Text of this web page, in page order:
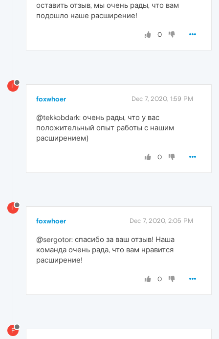
оставить отзыв, мы очень рады, что вам
подошло наше расширение!
0
F
foxwhoer Dec 7, 2020, 1:59 PM
@tekkobdark: очень рады, что у вас
положительный опыт работы с нашим
расширением)
0
F
foxwhoer Dec 7, 2020, 2:05 PM
@sergotor: спасибо за ваш отзыв! Наша
команда очень рада, что вам нравится
расширение!
0
F